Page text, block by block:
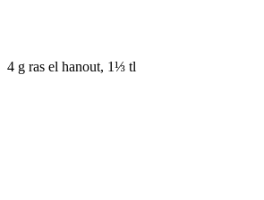
4 g ras el hanout, 1⅓ tl